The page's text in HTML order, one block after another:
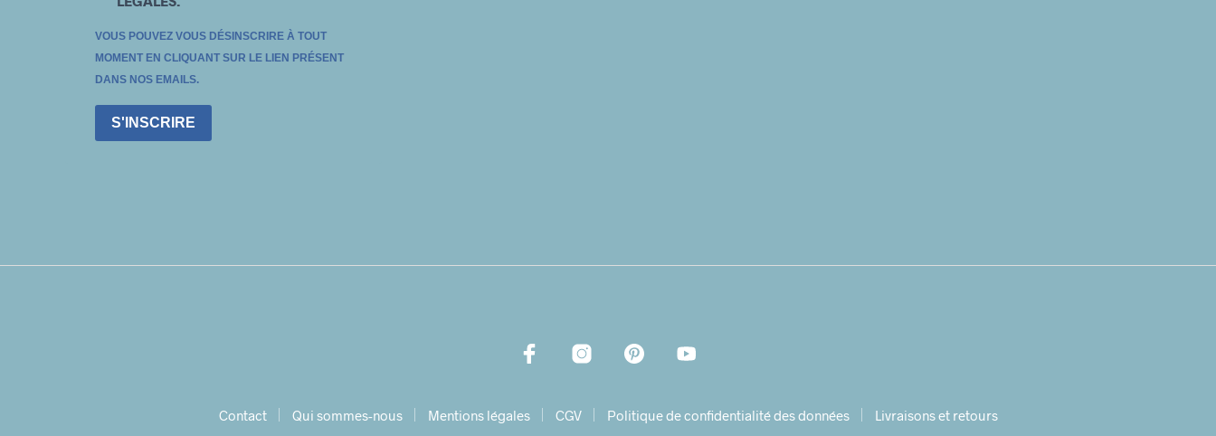
VOUS POUVEZ VOUS DÉSINSCRIRE À TOUT
MOMENT EN CLIQUANT SUR LE LIEN PRÉSENT
DANS NOS EMAILS.
S'INSCRIRE
Contact Qui sommes-nous Mentions légales CGV Politique de confidentialité des données Livraisons et retours